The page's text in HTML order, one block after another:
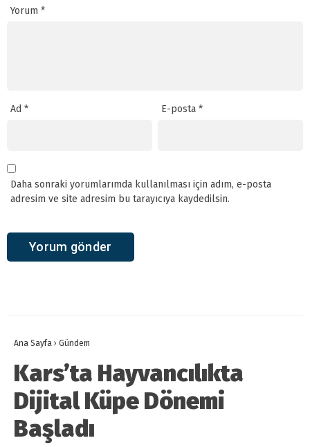
Yorum *
Ad * E-posta*
Daha sonraki yorumlarımda kullanılması için adım, e-posta
adresim ve site adresim bu tarayıcıya kaydedilsin.
Ana Sayfa › Gündem
Kars’ta Hayvancılıkta
Dijital Küpe Dönemi
Başladı